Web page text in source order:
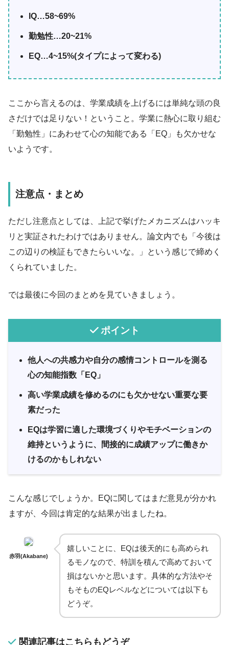
IQ…58~69%
勤勉性…20~21%
EQ…4~15%(タイプによって変わる)
ここから言えるのは、学業成績を上げるには単純な頭の良
さだけでは足りない！ということ。学業に熱心に取り組む
「勤勉性」にあわせて心の知能である「EQ」も欠かせな
いようです。
注意点・まとめ
ただし注意点としては、上記で挙げたメカニズムはハッキ
リと実証されたわけではありません。論文内でも「今後は
この辺りの検証もできたらいいな。」という感じで締めく
くられていました。
では最後に今回のまとめを見ていきましょう。
ポイント
他人への共感力や自分の感情コントロールを測る
心の知能指数「EQ」
高い学業成績を修めるのにも欠かせない重要な要
素だった
EQは学習に適した環境づくりやモチベーションの
維持というように、間接的に成績アップに働きか
けるのかもしれない
こんな感じでしょうか。EQに関してはまだ意見が分かれ
ますが、今回は肯定的な結果が出ましたね。
赤羽(Akabane)
嬉しいことに、EQは後天的にも高められ
るモノなので、特訓を積んで高めておいて
損はないかと思います。具体的な方法やそ
もそものEQレベルなどについては以下も
どうぞ。
関連記事はこちらもどうぞ